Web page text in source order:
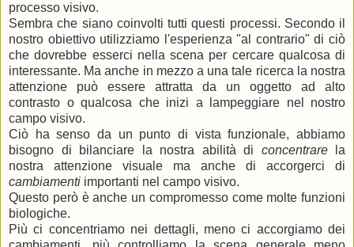
processo visivo.
Sembra che siano coinvolti tutti questi processi. Secondo il
nostro obiettivo utilizziamo l'esperienza "al contrario" di ciò
che dovrebbe esserci nella scena per cercare qualcosa di
interessante. Ma anche in mezzo a una tale ricerca la nostra
attenzione può essere attratta da un oggetto ad alto
contrasto o qualcosa che inizi a lampeggiare nel nostro
campo visivo.
Ciò ha senso da un punto di vista funzionale, abbiamo
bisogno di bilanciare la nostra abilità di concentrare
la
nostra attenzione visuale ma anche di accorgerci di
cambiamenti importanti nel campo visivo.
Questo però è anche un compromesso come molte funzioni
biologiche.
Più ci concentriamo nei dettagli, meno ci accorgiamo dei